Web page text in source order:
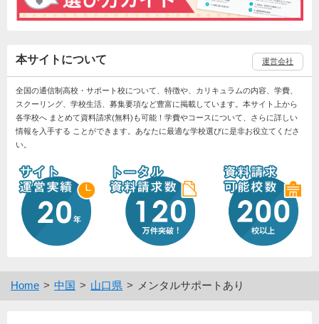
本サイトについて 運営会社
全国の通信制高校・サポート校について、特徴や、カリキュラムの内容、学費、
スクーリング、学校生活、募集要項など豊富に掲載しています。本サイト上から
各学校へ まとめて資料請求(無料)も可能！学費やコースについて、さらに詳しい
情報を入手する ことができます。あなたに最適な学校選びに是非お役立てくださ
い。
Home 中国 山口県 メンタルサポートあり